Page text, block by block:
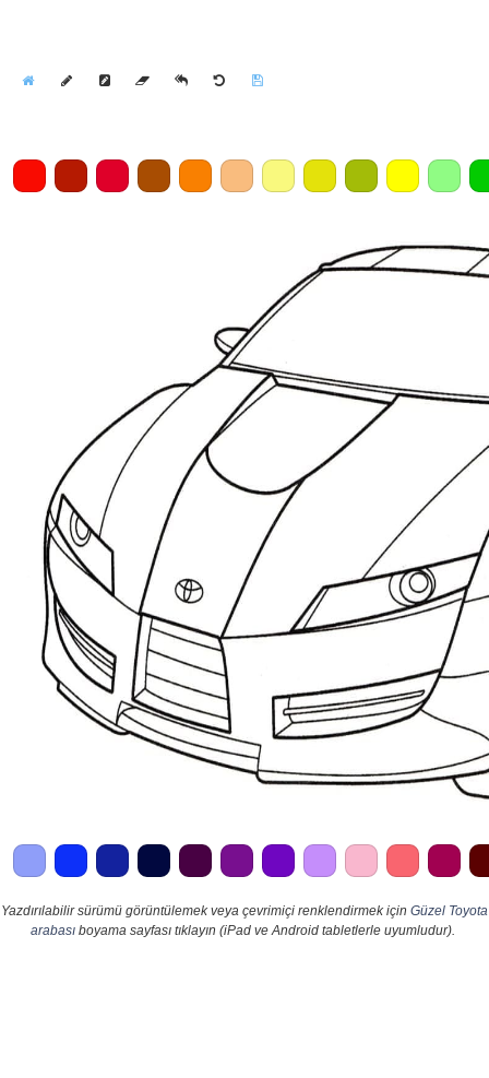
Yazdırılabilir sürümü görüntülemek veya çevrimiçi renklendirmek için Güzel Toyota
arabası boyama sayfası tıklayın (iPad ve Android tabletlerle uyumludur).